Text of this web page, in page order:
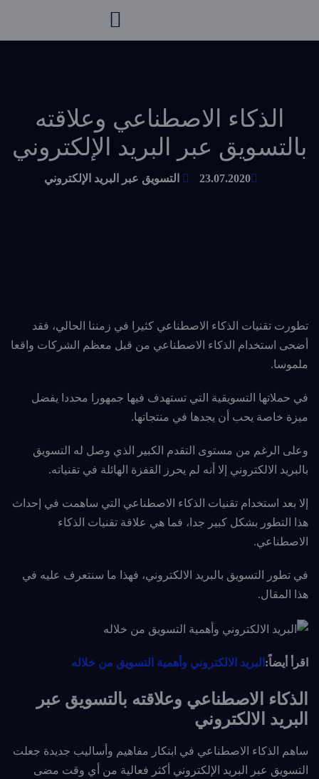
الذكاء الاصطناعي وعلاقته
بالتسويق عبر البريد الإلكتروني
23.07.2020 التسويق عبر البريد الإلكتروني
تطورت تقنيات الذكاء الاصطناعي كثيرا في زمننا الحالي، فقد
أضحى استخدام الذكاء الاصطناعي من قبل معظم الشركات واقعا
ملموسا.
في حملاتها التسويقية التي تستهدف فيها جمهورا محددا يفضل
ميزة خاصة يحب أن يجدها في منتجاتها.
وعلى الرغم من مستوى التقدم الكبير الذي وصل له التسويق
بالبريد الالكتروني إلا أنه لم يحرز القفزة الهائلة في تقنياته.
إلا بعد استخدام تقنيات الذكاء الاصطناعي التي ساهمت في إحداث
هذا التطور بشكل كبير جدا، فما هي علاقة تقنيات الذكاء
الاصطناعي.
في تطور التسويق بالبريد الالكتروني، فهذا ما سنتعرف عليه في
هذا المقال.
اقرأ أيضاً: البريد الالكتروني وأهمية التسويق من خلاله
الذكاء الاصطناعي وعلاقته بالتسويق عبر
البريد الالكتروني
ساهم الذكاء الاصطناعي في ابتكار مفاهيم وأساليب جديدة جعلت
التسويق عبر البريد الإلكتروني أكثر فعالية من أي وقت مضى